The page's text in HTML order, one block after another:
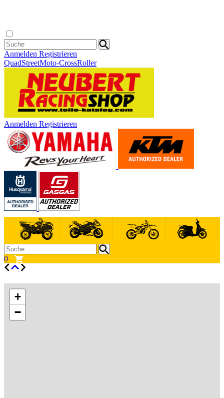
Anmelden Registrieren
QuadStreetMoto-CrossRoller
Anmelden Registrieren
0
+
−